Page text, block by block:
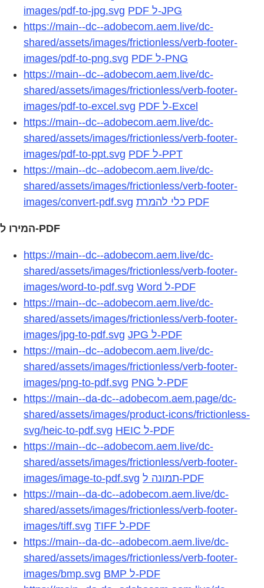
images/pdf-to-jpg.svg
PDF ל-JPG
https://main--dc--adobecom.aem.live/dc-
shared/assets/images/frictionless/verb-footer-
images/pdf-to-png.svg
PDF ל-PNG
https://main--dc--adobecom.aem.live/dc-
shared/assets/images/frictionless/verb-footer-
images/pdf-to-excel.svg
PDF ל-Excel
https://main--dc--adobecom.aem.live/dc-
shared/assets/images/frictionless/verb-footer-
images/pdf-to-ppt.svg
PDF ל-PPT
https://main--dc--adobecom.aem.live/dc-
shared/assets/images/frictionless/verb-footer-
images/convert-pdf.svg
כלי להמרת PDF
המירו ל-PDF
https://main--dc--adobecom.aem.live/dc-
shared/assets/images/frictionless/verb-footer-
images/word-to-pdf.svg
Word ל-PDF
https://main--dc--adobecom.aem.live/dc-
shared/assets/images/frictionless/verb-footer-
images/jpg-to-pdf.svg
JPG ל-PDF
https://main--dc--adobecom.aem.live/dc-
shared/assets/images/frictionless/verb-footer-
images/png-to-pdf.svg
PNG ל‑PDF
https://main--da-dc--adobecom.aem.page/dc-
shared/assets/images/product-icons/frictionless-
svg/heic-to-pdf.svg
HEIC ל‑PDF
https://main--dc--adobecom.aem.live/dc-
shared/assets/images/frictionless/verb-footer-
images/image-to-pdf.svg
תמונה ל-PDF
https://main--da-dc--adobecom.aem.live/dc-
shared/assets/images/frictionless/verb-footer-
images/tiff.svg
TIFF ל-PDF
https://main--da-dc--adobecom.aem.live/dc-
shared/assets/images/frictionless/verb-footer-
images/bmp.svg
BMP ל-PDF